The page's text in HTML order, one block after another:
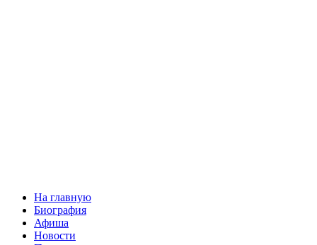
На главную
Биография
Афиша
Новости